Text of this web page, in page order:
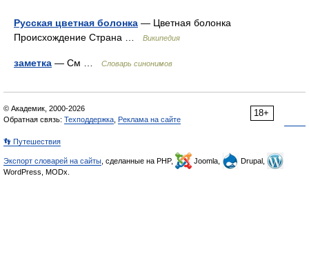
Русская цветная болонка — Цветная болонка
Происхождение Страна …
Википедия
заметка — См … Словарь синонимов
18+
© Академик, 2000-2026
Обратная связь: Техподдержка Реклама на сайте
👣 Путешествия
Экспорт словарей на сайты , сделанные на PHP, Joomla,
Drupal,
WordPress, MODx.